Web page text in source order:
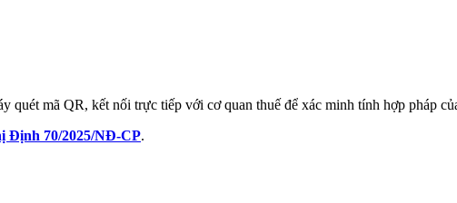
quét mã QR, kết nối trực tiếp với cơ quan thuế để xác minh tính hợp pháp
Định 70/2025/NĐ-CP.